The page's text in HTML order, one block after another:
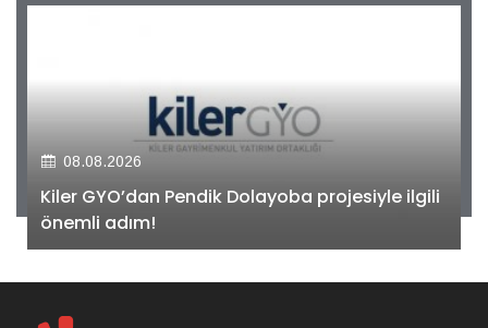
08.08.2026
Kiler GYO’dan Pendik Dolayoba projesiyle ilgili
önemli adım!